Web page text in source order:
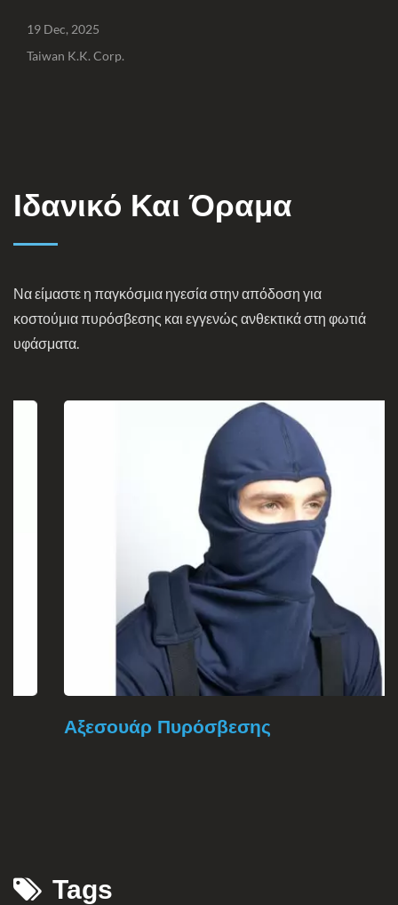
19 Dec, 2025
Taiwan K.K. Corp.
Ιδανικό Και Όραμα
Να είμαστε η παγκόσμια ηγεσία στην απόδοση για
κοστούμια πυρόσβεσης και εγγενώς ανθεκτικά στη φωτιά
υφάσματα.
Αξεσουάρ Πυρόσβεσης
Tags